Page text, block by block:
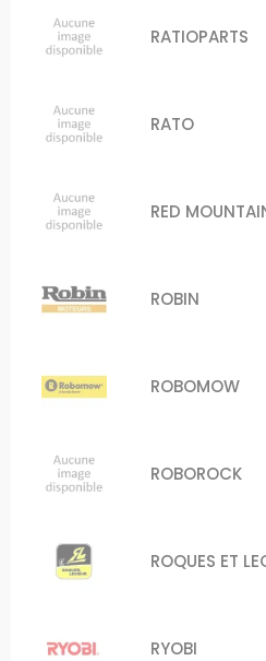
RATIOPARTS
RATO
RED
ROBIN
ROBOMOW
ROBOROCK
ROQUES ET
RYOBI